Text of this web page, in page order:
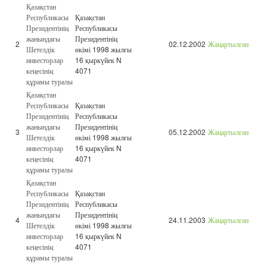
2
Қазақстан
Республикасы
Президентінің
жанындағы
Шетелдік
инвесторлар
кеңесінің
құрамы туралы
Қазақстан
Республикасы
Президентінің
өкімі 1998 жылғы
16 қыркүйек N
4071
02.12.2002 Жаңартылған
3
Қазақстан
Республикасы
Президентінің
жанындағы
Шетелдік
инвесторлар
кеңесінің
құрамы туралы
Қазақстан
Республикасы
Президентінің
өкімі 1998 жылғы
16 қыркүйек N
4071
05.12.2002 Жаңартылған
4
Қазақстан
Республикасы
Президентінің
жанындағы
Шетелдік
инвесторлар
кеңесінің
құрамы туралы
Қазақстан
Республикасы
Президентінің
өкімі 1998 жылғы
16 қыркүйек N
4071
24.11.2003 Жаңартылған